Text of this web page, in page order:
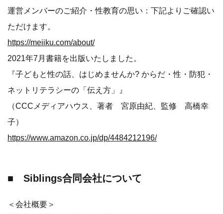
運営メンバーのご紹介・性教育の思い：下記よりご確認い
ただけます。
https://meiiku.com/about/
2021年7月書籍を出版いたしました。
『子どもと性の話、はじめませんか? からだ・性・防犯・
ネットリテラシーの「伝え方」』
（CCCメディアハウス、著者 宮原由紀、監修 高橋幸
子）
https://www.amazon.co.jp/dp/4484212196/
■ Siblings合同会社について
＜会社概要＞